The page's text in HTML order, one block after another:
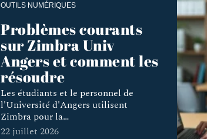
OUTILS NUMÉRIQUES
Problèmes courants
sur Zimbra Univ
Angers et comment les
résoudre
Les étudiants et le personnel de
l'Université d'Angers utilisent
Zimbra pour la…
22 juillet 2026